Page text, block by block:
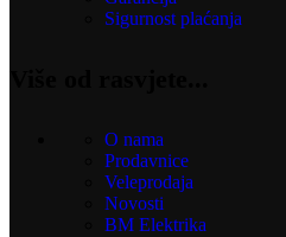
Sigurnost plaćanja
O nama
Prodavnice
Veleprodaja
Novosti
BM Elektrika